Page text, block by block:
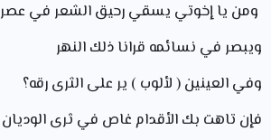
ومن يا إخوتي يسقي رحيق الشعر في عصر
ويبصر في نسائمه قرانا ذلك النهر
وفي العينين ( لألوب ) ير على الثرى رقه؟
فإن تاهت بك الأقدام غاص في ثرى الوديان